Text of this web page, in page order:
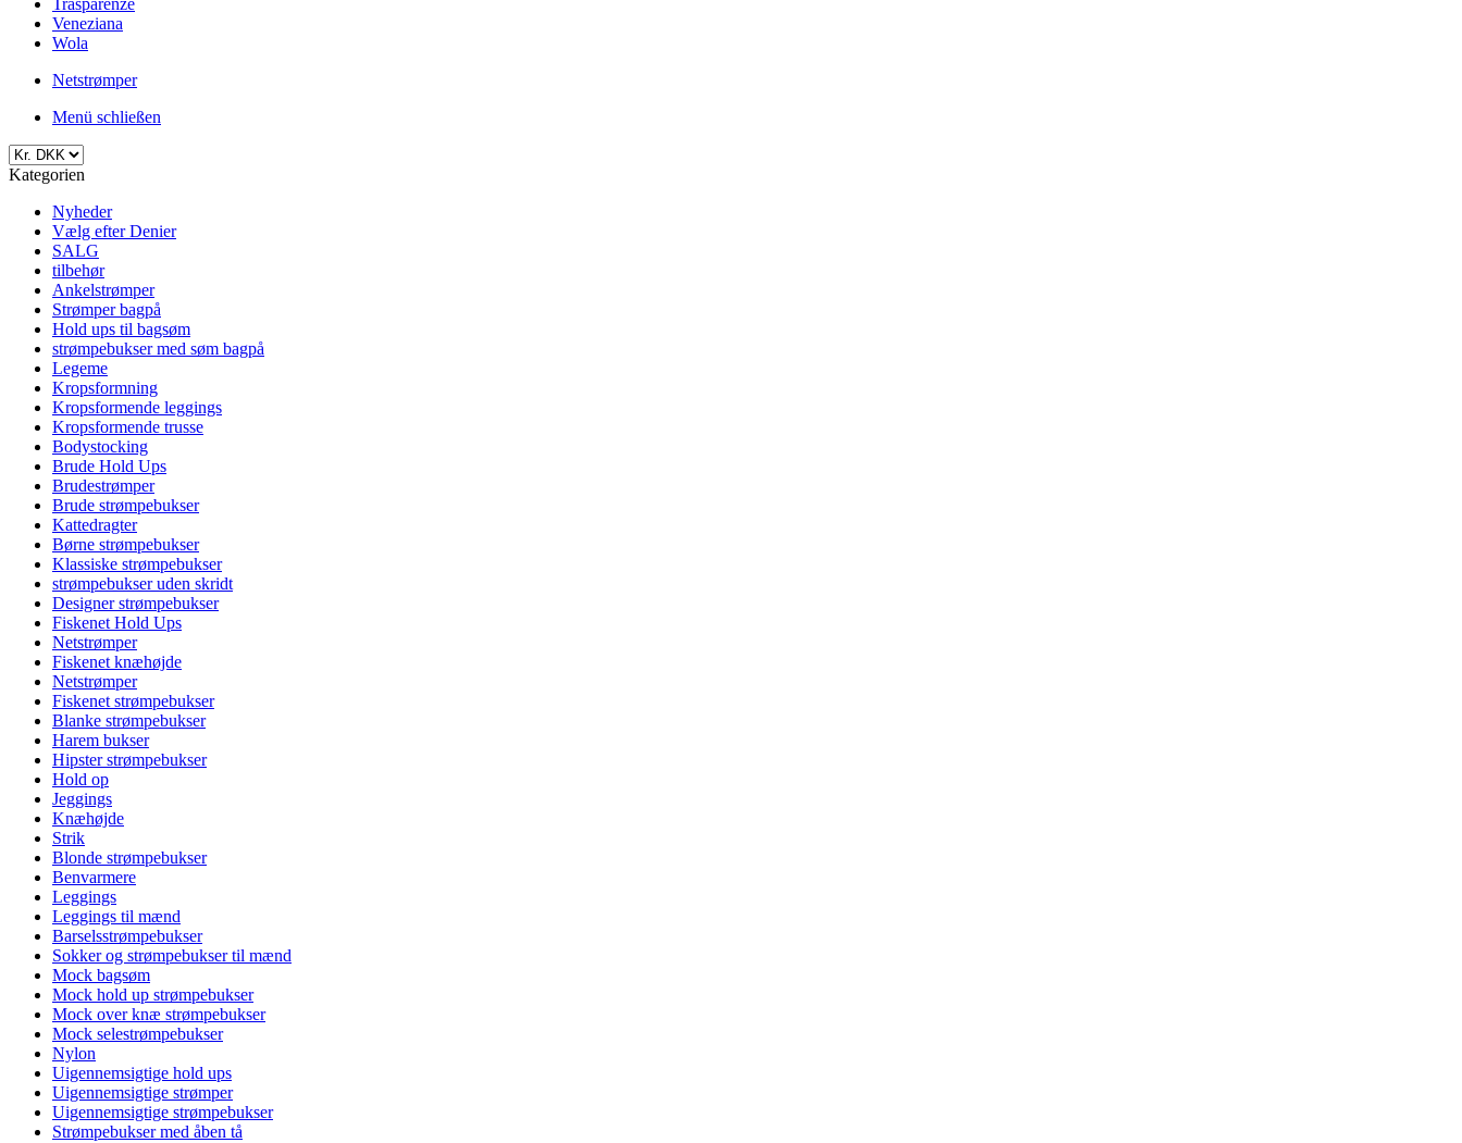
Trasparenze
Veneziana
Wola
Netstrømper
Menü schließen
Kategorien
Nyheder
Vælg efter Denier
SALG
tilbehør
Ankelstrømper
Strømper bagpå
Hold ups til bagsøm
strømpebukser med søm bagpå
Legeme
Kropsformning
Kropsformende leggings
Kropsformende trusse
Bodystocking
Brude Hold Ups
Brudestrømper
Brude strømpebukser
Kattedragter
Børne strømpebukser
Klassiske strømpebukser
strømpebukser uden skridt
Designer strømpebukser
Fiskenet Hold Ups
Netstrømper
Fiskenet knæhøjde
Netstrømper
Fiskenet strømpebukser
Blanke strømpebukser
Harem bukser
Hipster strømpebukser
Hold op
Jeggings
Knæhøjde
Strik
Blonde strømpebukser
Benvarmere
Leggings
Leggings til mænd
Barselsstrømpebukser
Sokker og strømpebukser til mænd
Mock bagsøm
Mock hold up strømpebukser
Mock over knæ strømpebukser
Mock selestrømpebukser
Nylon
Uigennemsigtige hold ups
Uigennemsigtige strømper
Uigennemsigtige strømpebukser
Strømpebukser med åben tå